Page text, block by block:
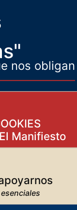
nos obligan
en 20